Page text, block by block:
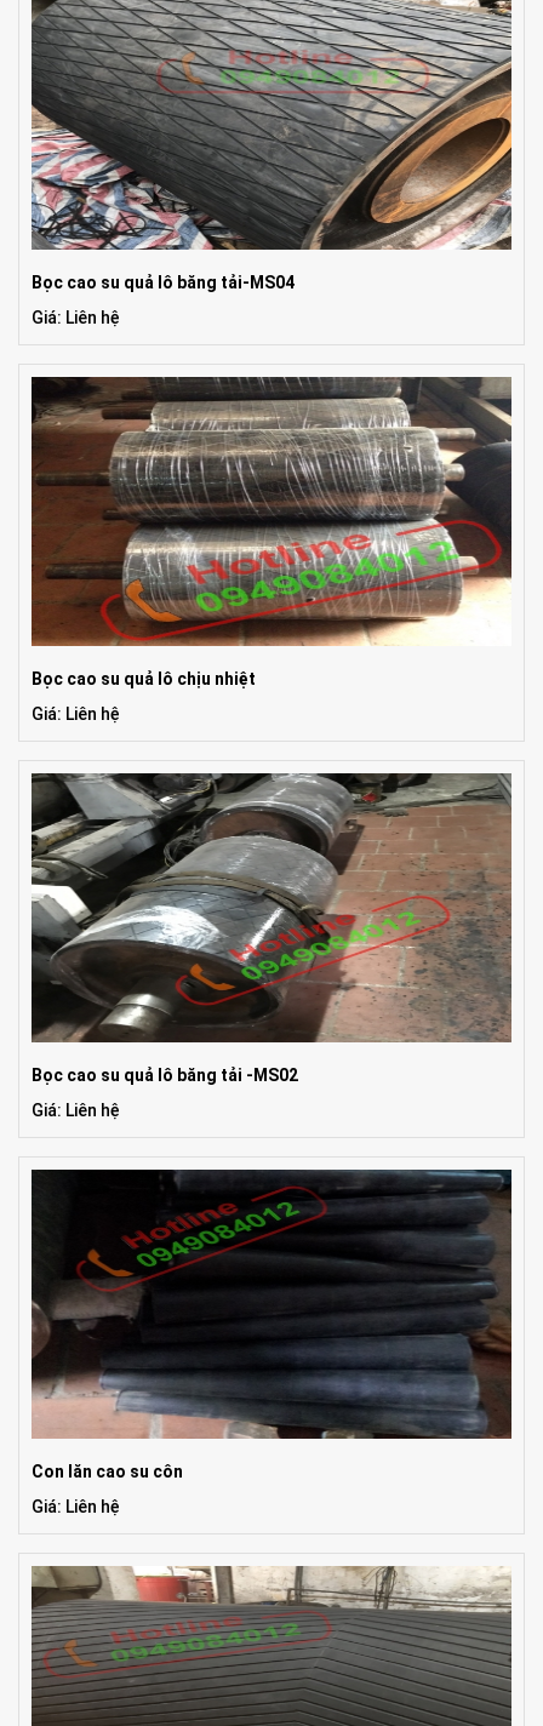
Bọc cao su quả lô băng tải-MS04
Giá: Liên hệ
Bọc cao su quả lô chịu nhiệt
Giá: Liên hệ
Bọc cao su quả lô băng tải -MS02
Giá: Liên hệ
Con lăn cao su côn
Giá: Liên hệ